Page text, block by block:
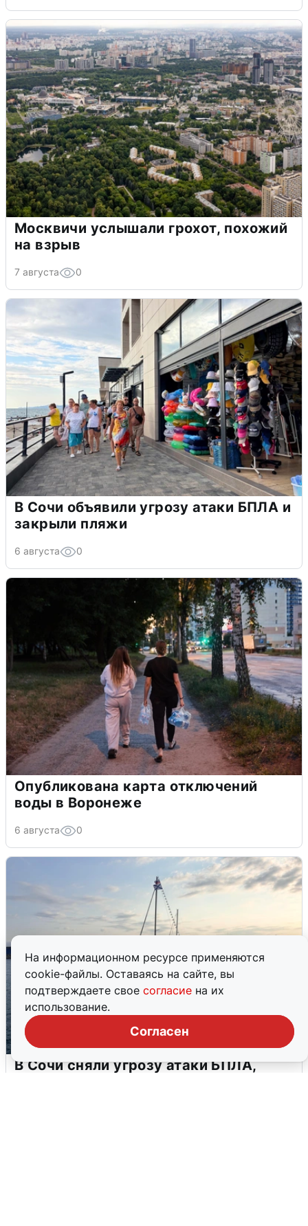
На информационном ресурсе применяются
cookie-файлы. Оставаясь на сайте, вы
подтверждаете свое согласие на их
использование.
Согласен
Москвичи услышали грохот, похожий
на взрыв
7 августа 0
В Сочи объявили угрозу атаки БПЛА и
закрыли пляжи
6 августа 0
Опубликована карта отключений
воды в Воронеже
6 августа 0
В Сочи сняли угрозу атаки БПЛА,